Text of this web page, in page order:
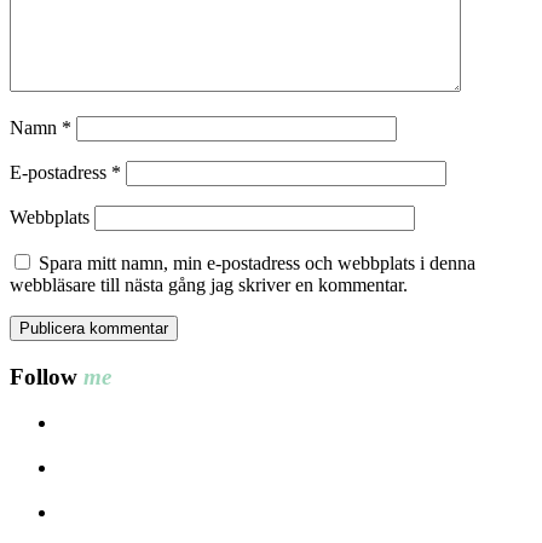
Namn *
E-postadress *
Webbplats
Spara mitt namn, min e-postadress och webbplats i denna
webbläsare till nästa gång jag skriver en kommentar.
Follow me